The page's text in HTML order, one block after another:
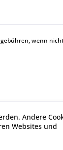
wenn
Andere
Websites und